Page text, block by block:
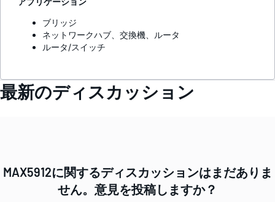
ブリッジ
ネットワークハブ、交換機、ルータ
ルータ/スイッチ
最新のディスカッション
MAX5912に関するディスカッションはまだありま
せん。意見を投稿しますか？